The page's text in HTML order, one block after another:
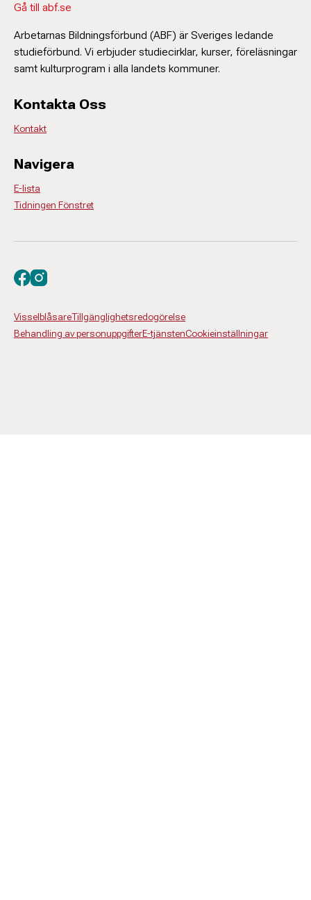
Gå till abf.se
Arbetarnas Bildningsförbund (ABF) är Sveriges ledande
studieförbund. Vi erbjuder studiecirklar, kurser, föreläsningar
samt kulturprogram i alla landets kommuner.
Kontakta Oss
Kontakt
Navigera
E-lista
Tidningen Fönstret
VisselblåsareTillgänglighetsredogörelse
Behandling av personuppgifterE-tjänstenCookieinställningar
Besök oss på facebook
Besök oss på instagram